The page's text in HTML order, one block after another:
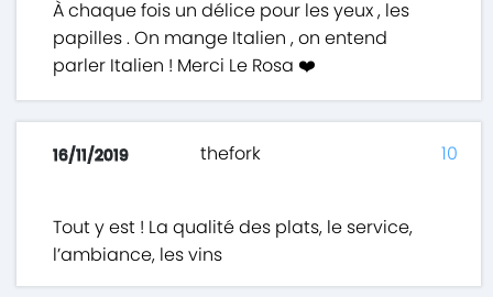
À chaque fois un délice pour les yeux , les
papilles . On mange Italien , on entend
parler Italien ! Merci Le Rosa ❤️
16/11/2019 thefork
Tout y est ! La qualité des plats, le service,
l’ambiance, les vins
10